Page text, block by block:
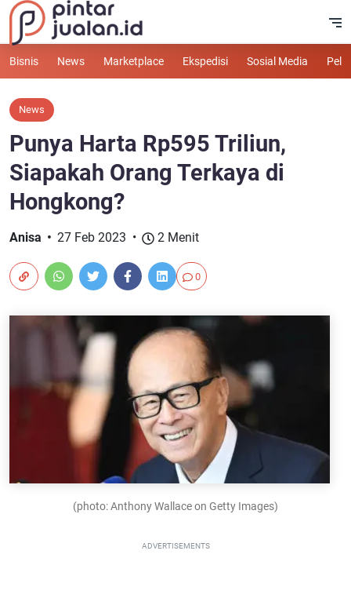
Bisnis News Marketplace Ekspedisi Sosial Media
News
Punya Harta Rp595 Triliun,
Siapakah Orang Terkaya di
Hongkong?
Anisa 27 Feb 2023 2 Menit
0
(photo: Anthony Wallace on Getty Images)
ADVERTISEMENTS